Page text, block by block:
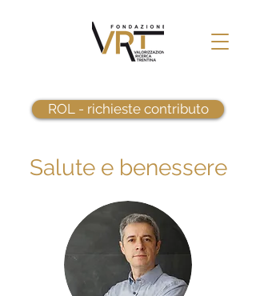
ROL - richieste contributo
Salute e benessere